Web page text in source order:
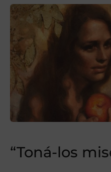
“Toná-los